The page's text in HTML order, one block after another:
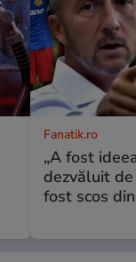
Fanatik.ro
„A fost
dezvăluit
fost scos